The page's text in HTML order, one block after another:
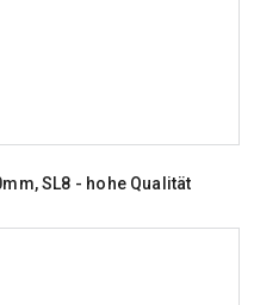
SL8 - hohe Qualität